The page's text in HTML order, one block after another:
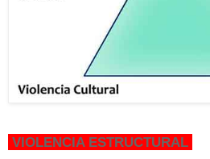
VIOLENCIA ESTRUCTURAL